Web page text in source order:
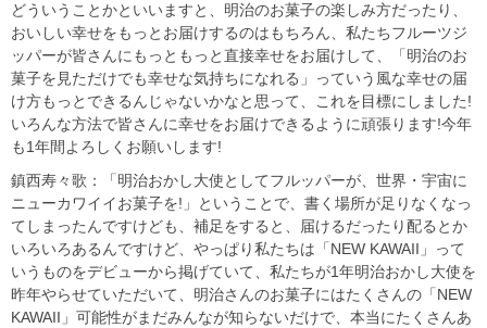
どういうことかといいますと、明治のお菓子の楽しみ方だったり、
おいしい幸せをもっとお届けするのはもちろん、私たちフルーツジ
ッパーが皆さんにもっともっと直接幸せをお届けして、「明治のお
菓子を見ただけでも幸せな気持ちになれる」っていう風な幸せの届
け方もっとできるんじゃないかなと思って、これを目標にしました!
いろんな方法で皆さんに幸せをお届けできるように頑張ります!今年
も1年間よろしくお願いします!
鎮西寿々歌：「明治おかし大使としてフルッパーが、世界・宇宙に
ニューカワイイお菓子を!」ということで、書く場所が足りなくなっ
てしまったんですけども、補足をすると、届けるだったり配るとか
いろいろあるんですけど、やっぱり私たちは「NEW KAWAII」って
いうものをデビューから掲げていて、私たちが1年明治おかし大使を
昨年やらせていただいて、明治さんのお菓子にはたくさんの「NEW
KAWAII」可能性がまだみんなが知らないだけで、本当にたくさんあ